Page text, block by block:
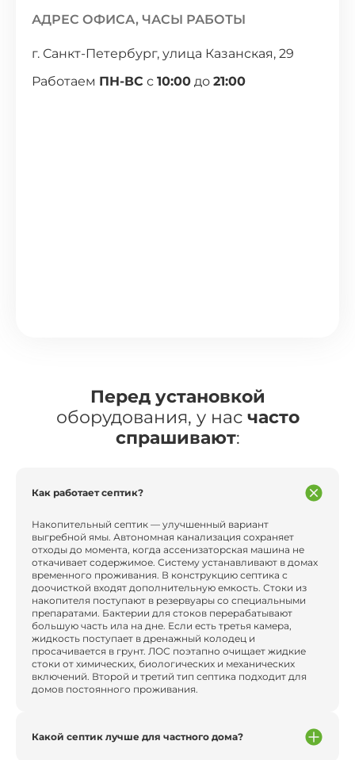
АДРЕС ОФИСА, ЧАСЫ РАБОТЫ
г. Санкт-Петербург, улица Казанская, 29
Работаем ПН-ВС с 10:00 до 21:00
Перед установкой
оборудования, у нас часто
спрашивают:
Как работает септик?
Накопительный септик — улучшенный вариант
выгребной ямы. Автономная канализация сохраняет
отходы до момента, когда ассенизаторская машина не
откачивает содержимое. Систему устанавливают в домах
временного проживания. В конструкцию септика с
доочисткой входят дополнительную емкость. Стоки из
накопителя поступают в резервуары со специальными
препаратами. Бактерии для стоков перерабатывают
большую часть ила на дне. Если есть третья камера,
жидкость поступает в дренажный колодец и
просачивается в грунт. ЛОС поэтапно очищает жидкие
стоки от химических, биологических и механических
включений. Второй и третий тип септика подходит для
домов постоянного проживания.
Какой септик лучше для частного дома?